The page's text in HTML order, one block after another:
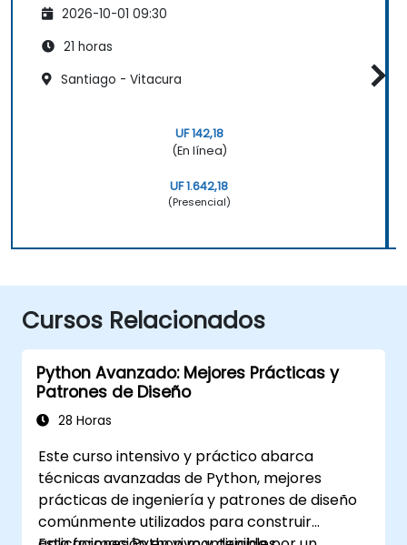
2026-10-01 09:30
21 horas
Santiago - Vitacura
UF 142,18
(En línea)
UF 1.642,18
(Presencial)
Cursos Relacionados
Python Avanzado: Mejores Prácticas y
Patrones de Diseño
28 Horas
Este curso intensivo y práctico abarca
técnicas avanzadas de Python, mejores
prácticas de ingeniería y patrones de diseño
comúnmente utilizados para construir